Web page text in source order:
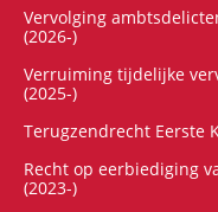
Vervolging
(2026-)
Verruiming tijdelijke
(2025-)
Terugzendrecht Eerste
Recht op eerbiediging
(2023-)